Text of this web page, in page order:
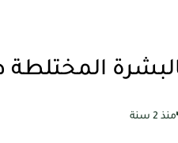
المختلطة
منذ 2 سنة